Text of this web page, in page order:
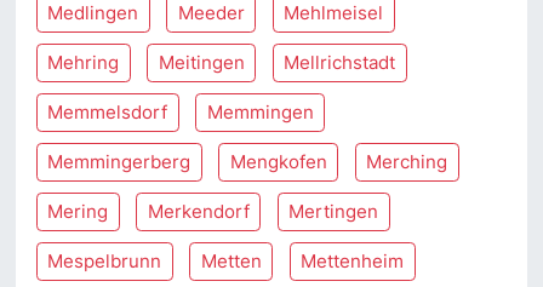
Medlingen Meeder Mehlmeisel
Mehring Meitingen Mellrichstadt
Memmelsdorf Memmingen
Memmingerberg Mengkofen Merching
Mering Merkendorf Mertingen
Mespelbrunn Metten Mettenheim